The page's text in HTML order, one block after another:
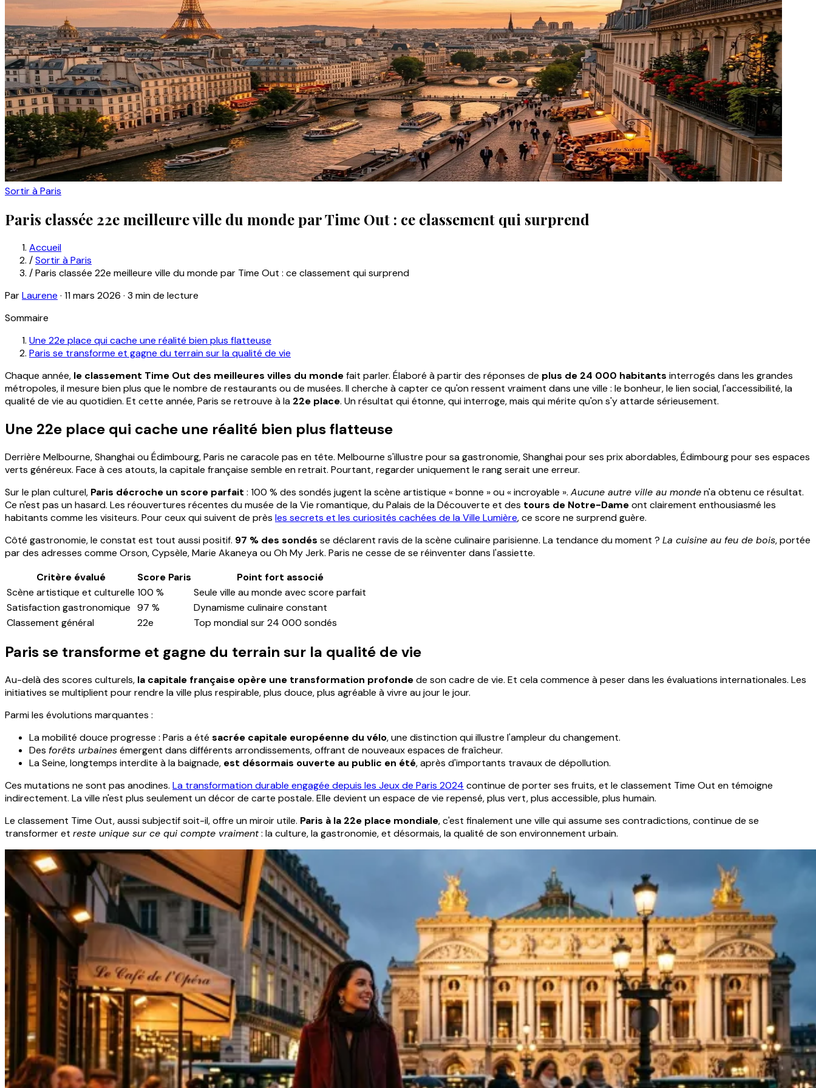
Sortir à Paris
Paris classée 22e meilleure ville du monde par Time Out : ce classement qui surprend
Accueil
/Sortir à Paris
/Paris classée 22e meilleure ville du monde par Time Out : ce classement qui surprend
ParLaurene · 11 mars 2026 · 3 min de lecture
Sommaire
Une 22e place qui cache une réalité bien plus flatteuse
Paris se transforme et gagne du terrain sur la qualité de vie
Chaque année, le classement Time Out des meilleures villes du mondefait parler. Élaboré à partir des réponses de plus de 24 000 habitants interrogés dans les grandes
métropoles, il mesure bien plus que le nombre de restaurants ou de musées. Il cherche à capter ce qu'on ressent vraiment dans une ville : le bonheur, le lien social, l'accessibilité, la
qualité de vie au quotidien. Et cette année, Paris se retrouve à la 22e place. Un résultat qui étonne, qui interroge, mais qui mérite qu'on s'y attarde sérieusement.
Une 22e place qui cache une réalité bien plus flatteuse
Derrière Melbourne, Shanghai ou Édimbourg, Paris ne caracole pas en tête. Melbourne s'illustre pour sa gastronomie, Shanghai pour ses prix abordables, Édimbourg pour ses espaces
verts généreux. Face à ces atouts, la capitale française semble en retrait. Pourtant, regarder uniquement le rang serait une erreur.
Sur le plan culturel, Paris décroche un score parfait : 100 % des sondés jugent la scène artistique « bonne » ou « incroyable ». Aucune autre ville au monden'a obtenu ce résultat.
Ce n'est pas un hasard. Les réouvertures récentes du musée de la Vie romantique, du Palais de la Découverte et des tours de Notre-Dameont clairement enthousiasmé les
habitants comme les visiteurs. Pour ceux qui suivent de près les secrets et les curiosités cachées de la Ville Lumière, ce score ne surprend guère.
Côté gastronomie, le constat est tout aussi positif. 97 % des sondés se déclarent ravis de la scène culinaire parisienne. La tendance du moment ? La cuisine au feu de bois, portée
par des adresses comme Orson, Cypsèle, Marie Akaneya ou Oh My Jerk. Paris ne cesse de se réinventer dans l'assiette.
Critère évalué
Score Paris
Point fort associé
Scène artistique et culturelle 100 %
Seule ville au monde avec score parfait
Satisfaction gastronomique 97 %
Dynamisme culinaire constant
Classement général
22e Top mondial sur 24 000 sondés
Paris se transforme et gagne du terrain sur la qualité de vie
Au-delà des scores culturels, la capitale française opère une transformation profondede son cadre de vie. Et cela commence à peser dans les évaluations internationales. Les
initiatives se multiplient pour rendre la ville plus respirable, plus douce, plus agréable à vivre au jour le jour.
Parmi les évolutions marquantes :
La mobilité douce progresse : Paris a été sacrée capitale européenne du vélo, une distinction qui illustre l'ampleur du changement.
Des forêts urbainesémergent dans différents arrondissements, offrant de nouveaux espaces de fraîcheur.
La Seine, longtemps interdite à la baignade, est désormais ouverte au public en été, après d'importants travaux de dépollution.
Ces mutations ne sont pas anodines. La transformation durable engagée depuis les Jeux de Paris 2024 continue de porter ses fruits, et le classement Time Out en témoigne
indirectement. La ville n'est plus seulement un décor de carte postale. Elle devient un espace de vie repensé, plus vert, plus accessible, plus humain.
Le classement Time Out, aussi subjectif soit-il, offre un miroir utile. Paris à la 22e place mondiale, c'est finalement une ville qui assume ses contradictions, continue de se
transformer et reste unique sur ce qui compte vraiment: la culture, la gastronomie, et désormais, la qualité de son environnement urbain.